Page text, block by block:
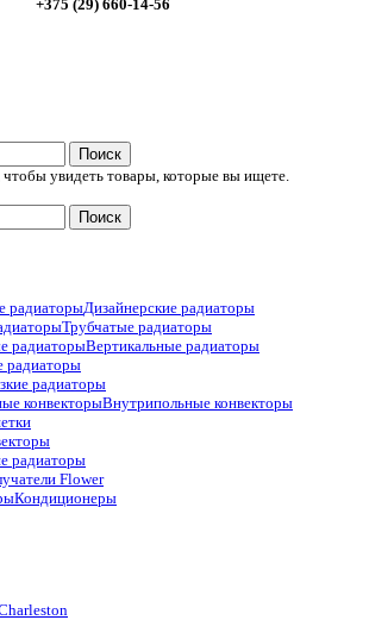
+375 (29) 660-14-56
Поиск
чтобы увидеть товары, которые вы ищете.
Поиск
Дизайнерские радиаторы
Трубчатые радиаторы
Вертикальные радиаторы
радиаторы
радиаторы
Внутрипольные конвекторы
радиаторы
Flower
Кондиционеры